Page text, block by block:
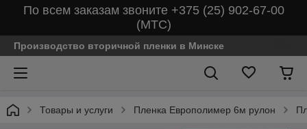
По всем заказам звоните +375 (25) 902-67-00
(МТС)
Производство вторичной пленки в Минске
Товары и услуги Пленка Европолимер 6м рулон